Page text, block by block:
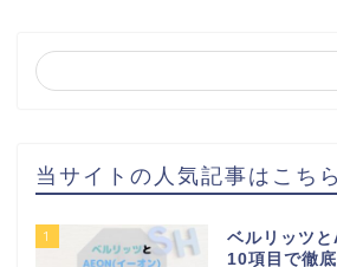
当サイトの人気記事はこちら
1
ベルリッツ
10項目で徹